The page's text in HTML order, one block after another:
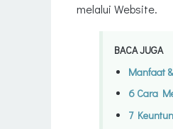
melalui Website.
BACA JUGA
Manfaat
6 Cara
7